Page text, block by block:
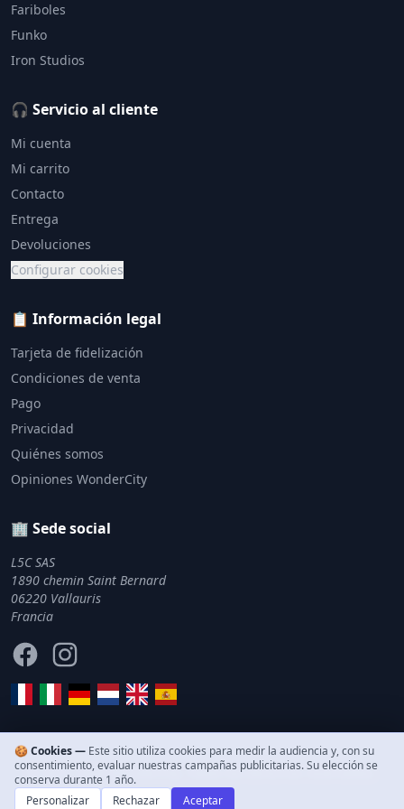
Fariboles
Funko
Iron Studios
🎧 Servicio al cliente
Mi cuenta
Mi carrito
Contacto
Entrega
Devoluciones
Configurar cookies
📋 Información legal
Tarjeta de fidelización
Condiciones de venta
Pago
Privacidad
Quiénes somos
Opiniones WonderCity
🏢 Sede social
L5C SAS
1890 chemin Saint Bernard
06220 Vallauris
Francia
FacebookInstagram
© 2011–2026 WonderCity. Todos los derechos reservados.
🍪 Cookies — Este sitio utiliza cookies para medir la audiencia y, con su
consentimiento, evaluar nuestras campañas publicitarias. Su elección se
conserva durante 1 año.
Personalizar
Rechazar Aceptar